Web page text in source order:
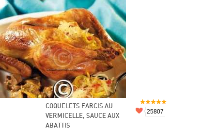
COQUELETS FARCIS AU
VERMICELLE, SAUCE AUX
ABATTIS
25807